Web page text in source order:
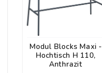
Modul Blocks Maxi -
Hochtisch H 110,
Anthrazit